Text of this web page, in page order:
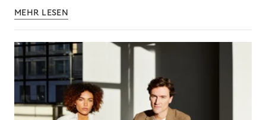
MEHR LESEN